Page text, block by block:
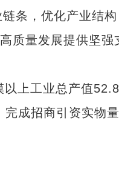
条，优化产业结构
质量发展提供坚强
上工业总产值
成招商引资实物量